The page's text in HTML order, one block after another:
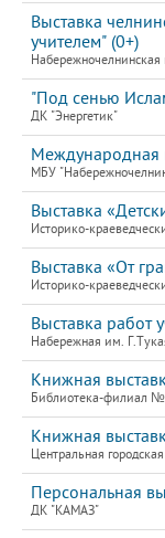
Выставка
учителем" (0+)
"Под сенью
ДК "Энергетик"
Международная
МБУ
Выставка
Историко-
Выставка «От
Историко-
Выставка работ
Набережная им.
Книжная
Библиотека-филиал
Книжная
Центральная
Персональная
ДК "КАМАЗ"